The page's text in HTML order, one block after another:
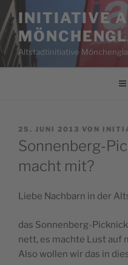
Zum
Inhalt
springen
INITIATIVE
Altstadtinitiative
VERÖFFENTLICHT
AM
25. JUNI 2013 VON
Sonnenberg-
macht mit?
Liebe Nachbarn in der
das Sonnenberg-
nett, es machte Lust auf
Also wollen wir das in